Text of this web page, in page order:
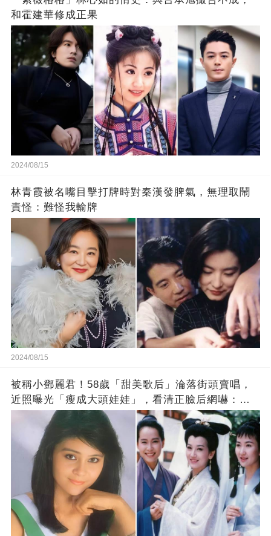
和霍建華修成正果
2024/08/15
林青霞被名嘴目擊打牌時對秦漢發脾氣，無理取鬧
責怪：難怪我輸牌
2024/08/15
被稱小鄧麗君！58歲「甜美歌后」淪落街頭賣唱，
近照曝光「瘦成大頭娃娃」，看清正臉后網嚇：根
本不敢認